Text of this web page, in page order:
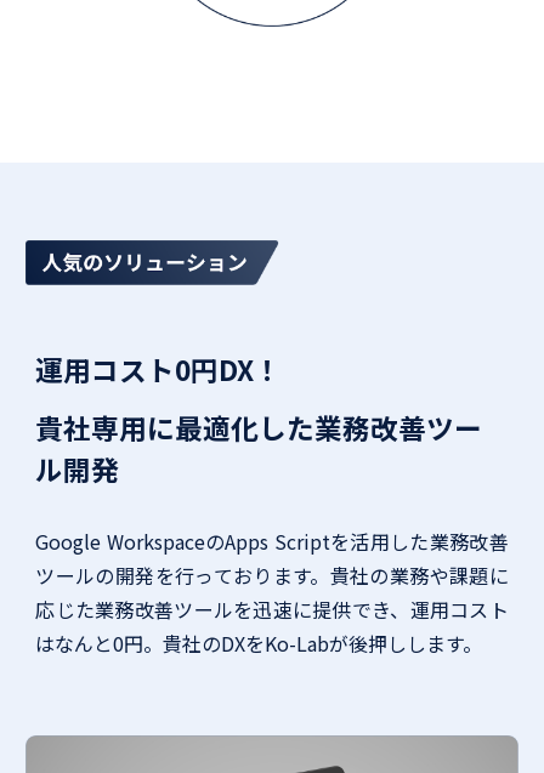
運用コスト0円DX！
貴社専用に最適化した業務改善ツー
ル開発
Google WorkspaceのApps Scriptを活用した業務改善
ツールの開発を行っております。貴社の業務や課題に
応じた業務改善ツールを迅速に提供でき、運用コスト
はなんと0円。貴社のDXをKo-Labが後押しします。